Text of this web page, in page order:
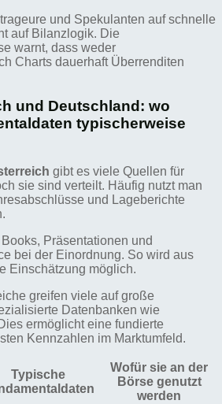
und Spekulanten auf schnelle
auf Bilanzlogik. Die
warnt, dass weder
Charts dauerhaft Überrenditen
und Deutschland: wo
typischerweise
gibt es viele Quellen für
sie sind verteilt. Häufig nutzt man
und Lageberichte
Präsentationen und
bei der Einordnung. So wird aus
Einschätzung möglich.
greifen viele auf große
Datenbanken wie
ermöglicht eine fundierte
Kennzahlen im Marktumfeld.
Typische
Wofür sie an der
Börse genutzt
werden